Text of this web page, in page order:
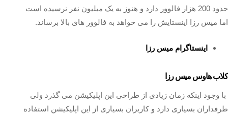
حدود 200 هزار فالوور دارد و هنوز به یک میلیون نفر نرسیده است
اما میس رزا اینستایش را می خواهد به فالوور های بالا برساند.
اینستاگرام میس رزا
کلاب هاوس میس رزا
با وجود اینکه زمان زیادی از طراحی این اپلیکیشن می گذرد ولی
طرفداران بسیاری دارد و کاربران بسیاری از این اپلیکیشن استفاده